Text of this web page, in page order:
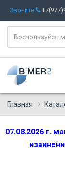
Звоните
Главная
07.08.2026 г.